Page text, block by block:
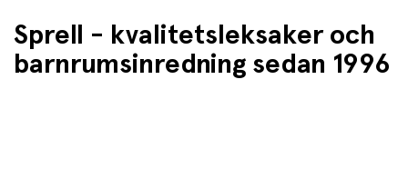
Ålder: 0–6 mån (stl. 1) och 6–18 mån (stl. 2)
Sprell - kvalitetsleksaker och
barnrumsinredning sedan 1996